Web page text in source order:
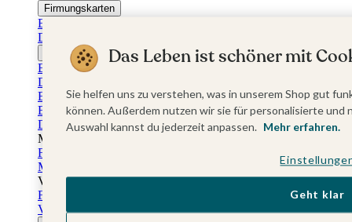
Firmungskarten
Einladungskarten Firmung
Dankeskarten Firmung
Jugendweihekarten
Einladungskarten Jugendweihe
Dankeskarten Jugendweihe
Einschulungskarten
Einladungskarten Einschulung
Danksagung Einschulung
Muttertag
Fotogeschenke Muttertag
Muttertagskarten
Vatertag
Fotogeschenke Vatertag
Vatertagskarten
Das Leben ist schöner mit
Sie helfen uns zu verstehen, was in unserem Shop gut
können. Außerdem nutzen wir sie für personalisierte
Auswahl kannst du jederzeit anpassen. Mehr erfahren.
Geht klar